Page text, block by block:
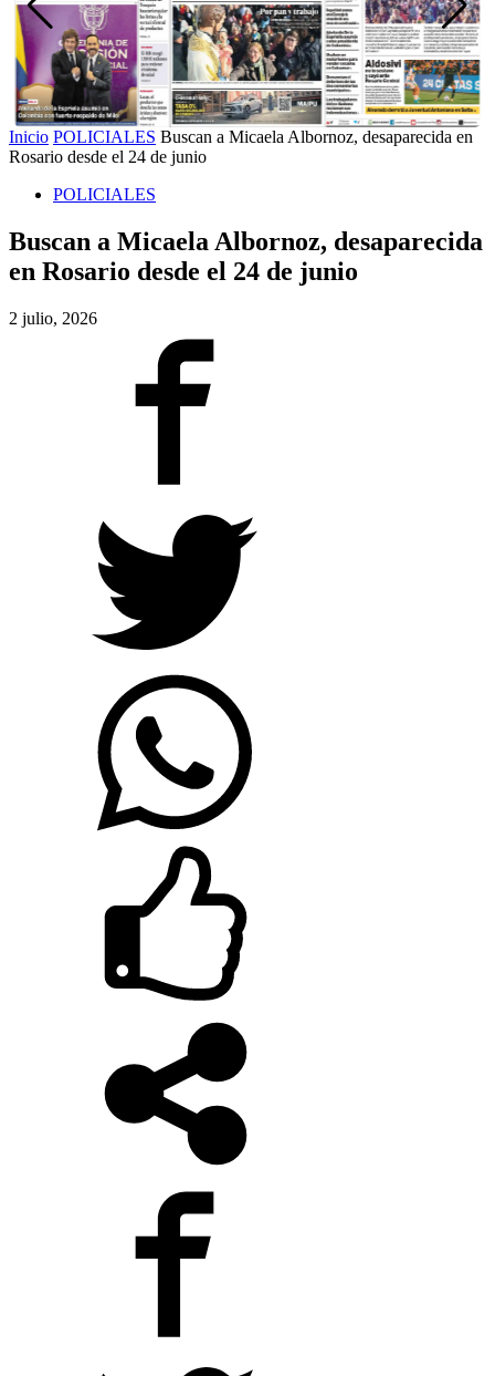
Inicio POLICIALES Buscan a Micaela Albornoz, desaparecida en
Rosario desde el 24 de junio
POLICIALES
Buscan a Micaela Albornoz, desaparecida
en Rosario desde el 24 de junio
2 julio, 2026